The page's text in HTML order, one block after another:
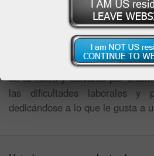
El verano del año 2012 durante
traders, InstaTrade demostró un
logotipo de marca InstaTrade.
El trading con InstaTrade es una
de la tierra y elevarse por
las dificultades laborales y
dedicándose a lo que le gusta a